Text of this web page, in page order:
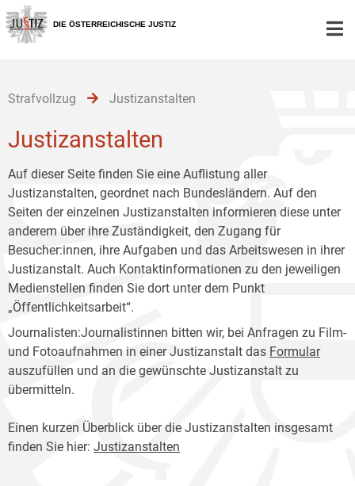
Zur
Hauptnavigation
[1]
Zum
Inhalt
[2]
Zum
Untermenü
[3]
DIE ÖSTERREICHISCHE JUSTIZ
Strafvollzug Justizanstalten
Justizanstalten
Auf dieser Seite finden Sie eine Auflistung aller
Justizanstalten, geordnet nach Bundesländern. Auf den
Seiten der einzelnen Justizanstalten informieren diese unter
anderem über ihre Zuständigkeit, den Zugang für
Besucher:innen, ihre Aufgaben und das Arbeitswesen in ihrer
Justizanstalt. Auch Kontaktinformationen zu den jeweiligen
Medienstellen finden Sie dort unter dem Punkt
„Öffentlichkeitsarbeit“.
Journalisten:Journalistinnen bitten wir, bei Anfragen zu Film-
und Fotoaufnahmen in einer Justizanstalt das Formular
auszufüllen und an die gewünschte Justizanstalt zu
übermitteln.
Einen kurzen Überblick über die Justizanstalten insgesamt
finden Sie hier: Justizanstalten